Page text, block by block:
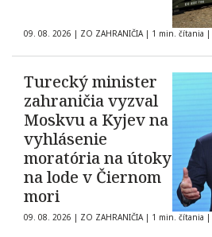
09. 08. 2026 | ZO ZAHRANIČIA | 1 min. čítania |
Turecký minister
zahraničia vyzval
Moskvu a Kyjev na
vyhlásenie
moratória na útoky
na lode v Čiernom
mori
09. 08. 2026 | ZO ZAHRANIČIA | 1 min. čítania |